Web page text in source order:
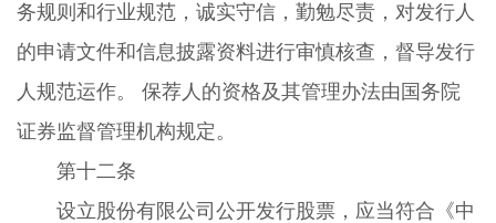
务规则和行业规范，诚实守信，勤勉尽责，对发行人
的申请文件和信息披露资料进行审慎核查，督导发行
人规范运作。 保荐人的资格及其管理办法由国务院
证券监督管理机构规定。
第十二条
设立股份有限公司公开发行股票，应当符合《中